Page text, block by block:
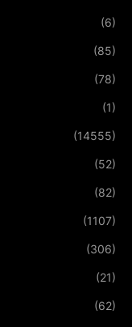
(6)
(85)
(78)
(1)
(14555)
(52)
(82)
(1107)
(306)
(21)
(62)